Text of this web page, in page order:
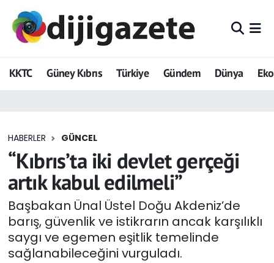
KKTC Güney Kıbrıs Türkiye Gündem Dünya
HABERLER GÜNCEL
“Kıbrıs’ta iki devlet gerçeği
artık kabul edilmeli”
Başbakan Ünal Üstel Doğu Akdeniz’de
barış, güvenlik ve istikrarın ancak karşılıklı
saygı ve egemen eşitlik temelinde
sağlanabileceğini vurguladı.
ADVERTORIAL
Dijigazete
Eğitim
Ekonomi
Foto Galeri
GEZİ
Hava Durumu
Trafik Durumu
Tüm Manşetler
Son Dakika Haberleri
Haber Arşivi